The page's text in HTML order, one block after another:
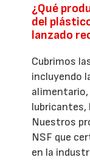
¿Qué
del
lanzado
Cubrimos
incluyendo
lubricantes,
Nuestros
NSF que
en la